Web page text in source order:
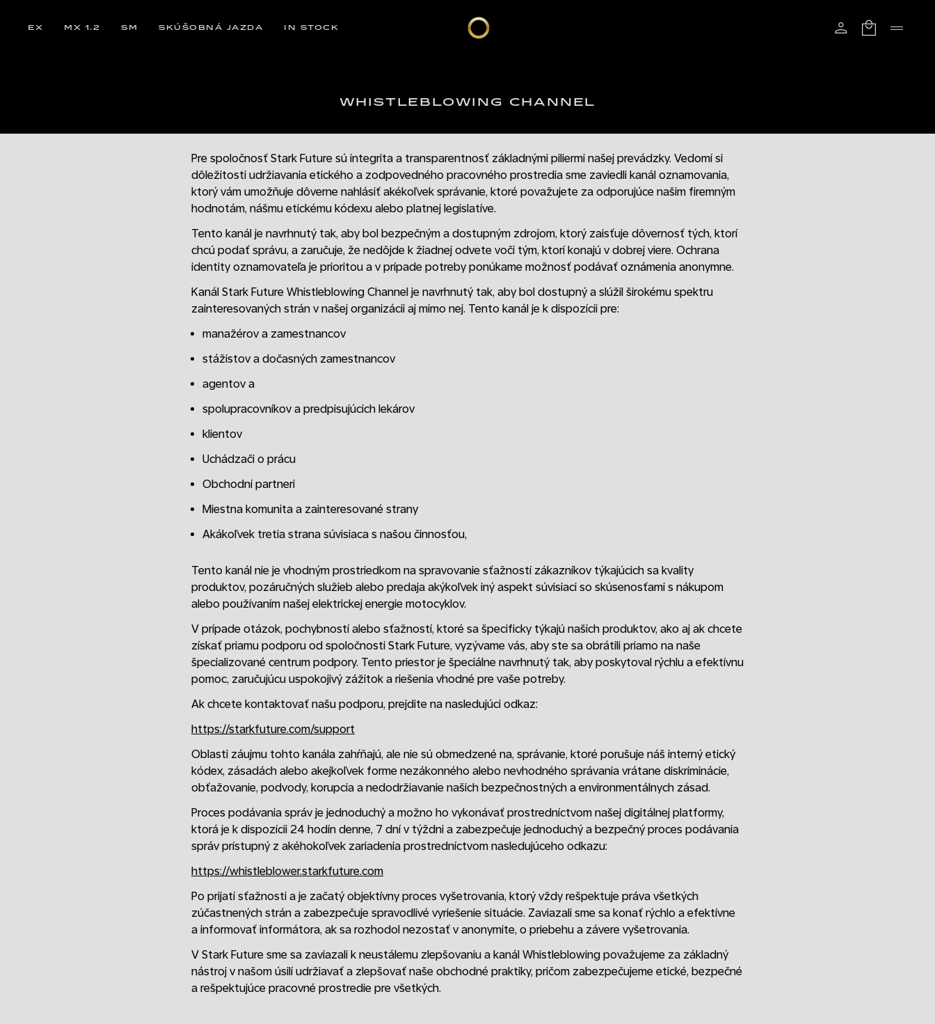
EX MX 1.2 SM SKÚŠOBNÁ JAZDA IN STOCK
WHISTLEBLOWING CHANNEL
Pre spoločnosť Stark Future sú integrita a transparentnosť základnými piliermi našej prevádzky. Vedomí si
dôležitosti udržiavania etického a zodpovedného pracovného prostredia sme zaviedli kanál oznamovania,
ktorý vám umožňuje dôverne nahlásiť akékoľvek správanie, ktoré považujete za odporujúce našim firemným
hodnotám, nášmu etickému kódexu alebo platnej legislatíve.
Tento kanál je navrhnutý tak, aby bol bezpečným a dostupným zdrojom, ktorý zaisťuje dôvernosť tých, ktorí
chcú podať správu, a zaručuje, že nedôjde k žiadnej odvete voči tým, ktorí konajú v dobrej viere. Ochrana
identity oznamovateľa je prioritou a v prípade potreby ponúkame možnosť podávať oznámenia anonymne.
Kanál Stark Future Whistleblowing Channel je navrhnutý tak, aby bol dostupný a slúžil širokému spektru
zainteresovaných strán v našej organizácii aj mimo nej. Tento kanál je k dispozícii pre:
manažérov a zamestnancov
stážistov a dočasných zamestnancov
agentov a
spolupracovníkov a predpisujúcich lekárov
klientov
Uchádzači o prácu
Obchodní partneri
Miestna komunita a zainteresované strany
Akákoľvek tretia strana súvisiaca s našou činnosťou,
Tento kanál nie je vhodným prostriedkom na spravovanie sťažností zákazníkov týkajúcich sa kvality
produktov, pozáručných služieb alebo predaja akýkoľvek iný aspekt súvisiaci so skúsenosťami s nákupom
alebo používaním našej elektrickej energie motocyklov.
V prípade otázok, pochybností alebo sťažností, ktoré sa špecificky týkajú našich produktov, ako aj ak chcete
získať priamu podporu od spoločnosti Stark Future, vyzývame vás, aby ste sa obrátili priamo na naše
špecializované centrum podpory. Tento priestor je špeciálne navrhnutý tak, aby poskytoval rýchlu a efektívnu
pomoc, zaručujúcu uspokojivý zážitok a riešenia vhodné pre vaše potreby.
Ak chcete kontaktovať našu podporu, prejdite na nasledujúci odkaz:
https://starkfuture.com/support
Oblasti záujmu tohto kanála zahŕňajú, ale nie sú obmedzené na, správanie, ktoré porušuje náš interný etický
kódex, zásadách alebo akejkoľvek forme nezákonného alebo nevhodného správania vrátane diskriminácie,
obťažovanie, podvody, korupcia a nedodržiavanie našich bezpečnostných a environmentálnych zásad.
Proces podávania správ je jednoduchý a možno ho vykonávať prostredníctvom našej digitálnej platformy,
ktorá je k dispozícii 24 hodín denne, 7 dní v týždni a zabezpečuje jednoduchý a bezpečný proces podávania
správ prístupný z akéhokoľvek zariadenia prostredníctvom nasledujúceho odkazu:
https://whistleblower.starkfuture.com
Po prijatí sťažnosti a je začatý objektívny proces vyšetrovania, ktorý vždy rešpektuje práva všetkých
zúčastnených strán a zabezpečuje spravodlivé vyriešenie situácie. Zaviazali sme sa konať rýchlo a efektívne
a informovať informátora, ak sa rozhodol nezostať v anonymite, o priebehu a závere vyšetrovania.
V Stark Future sme sa zaviazali k neustálemu zlepšovaniu a kanál Whistleblowing považujeme za základný
nástroj v našom úsilí udržiavať a zlepšovať naše obchodné praktiky, pričom zabezpečujeme etické, bezpečné
a rešpektujúce pracovné prostredie pre všetkých.